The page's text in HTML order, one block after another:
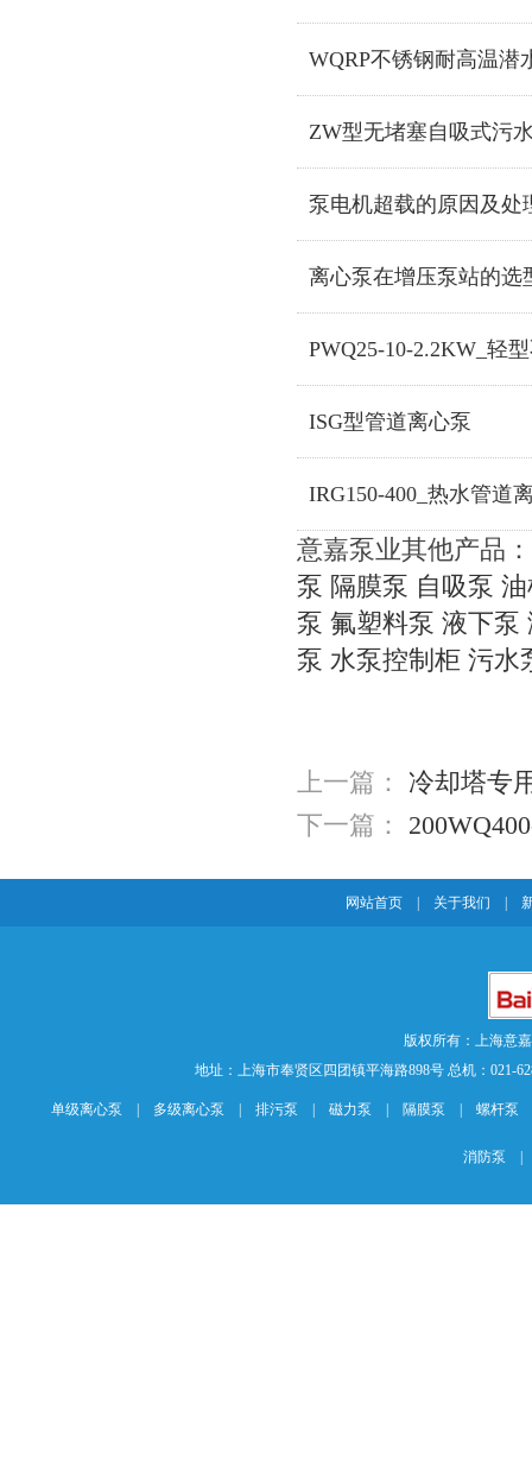
WQRP不锈钢耐高温潜
ZW型无堵塞自吸式污
泵电机超载的原因及处
离心泵在增压泵站的选
PWQ25-10-2.2KW_轻
ISG型管道离心泵
IRG150-400_热水管道
意嘉泵业其他产品：
泵 隔膜泵 自吸泵
泵 氟塑料泵 液下泵
泵 水泵控制柜 污水
上一篇： 冷却塔专
下一篇：
网站首页 关于我们
版权所有：上海意
地址：上海市奉贤区四团镇平海路898号 总机：021-
单级离心泵 多级离心泵 排污泵 磁力泵 隔膜泵 螺杆泵
消防泵